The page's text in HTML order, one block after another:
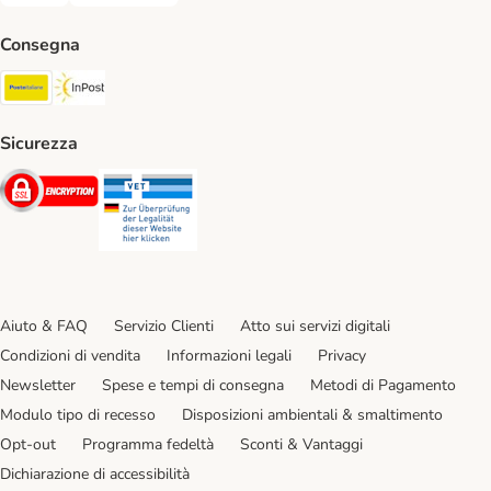
Consegna
Poste Italiane. Shipping Method
Sicurezza
Security
Aiuto & FAQ Servizio Clienti
Atto sui servizi digitali
Condizioni di vendita
Informazioni legali
Privacy
Newsletter
Spese e tempi di consegna
Metodi di Pagamento
Modulo tipo di recesso
Disposizioni ambientali & smaltimento
Opt-out
Programma fedeltà
Sconti & Vantaggi
Dichiarazione di accessibilità